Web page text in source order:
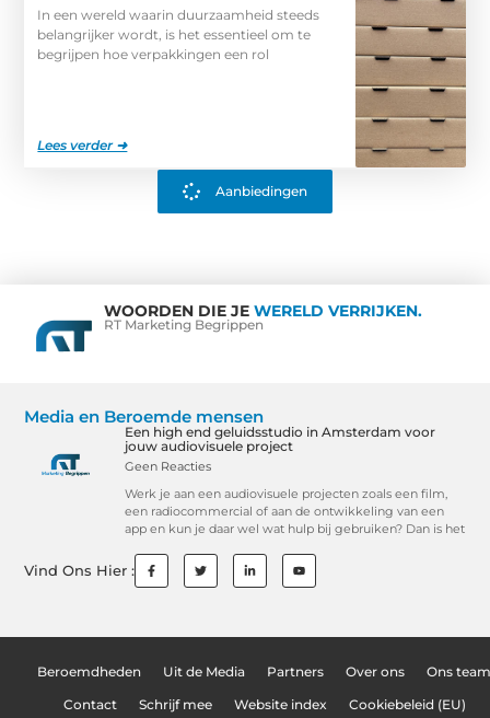
In een wereld waarin duurzaamheid steeds
belangrijker wordt, is het essentieel om te
begrijpen hoe verpakkingen een rol
Lees verder ➜
Aanbiedingen
WOORDEN DIE JE WERELD VERRIJKEN.
RT Marketing Begrippen
Media en Beroemde mensen
Een high end geluidsstudio in Amsterdam voor
jouw audiovisuele project
Geen Reacties
Werk je aan een audiovisuele projecten zoals een film,
een radiocommercial of aan de ontwikkeling van een
app en kun je daar wel wat hulp bij gebruiken? Dan is het
Vind Ons Hier :
Beroemdheden Uit de Media Partners Over ons Ons team
Contact Schrijf mee Website index Cookiebeleid (EU)